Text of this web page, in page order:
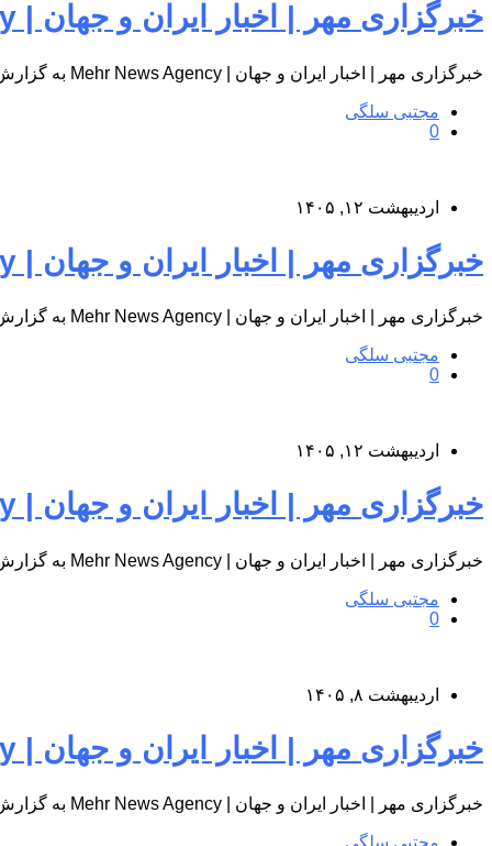
خبرگزاری مهر | اخبار ایران و جهان | Mehr News Agency
خبرگزاری مهر | اخبار ایران و جهان | Mehr News Agency به گزارش پایگاه اطلاع‌رسانی درمانگاه شبانه‌روزی کوثر پردیس، به…
مجتبی سلگی
0
اردیبهشت ۱۲, ۱۴۰۵
خبرگزاری مهر | اخبار ایران و جهان | Mehr News Agency
خبرگزاری مهر | اخبار ایران و جهان | Mehr News Agency به گزارش پایگاه اطلاع‌رسانی درمانگاه شبانه‌روزی کوثر پردیس، به…
مجتبی سلگی
0
اردیبهشت ۱۲, ۱۴۰۵
خبرگزاری مهر | اخبار ایران و جهان | Mehr News Agency
خبرگزاری مهر | اخبار ایران و جهان | Mehr News Agency به گزارش پایگاه اطلاع‌رسانی درمانگاه شبانه‌روزی کوثر پردیس، به…
مجتبی سلگی
0
اردیبهشت ۸, ۱۴۰۵
خبرگزاری مهر | اخبار ایران و جهان | Mehr News Agency
خبرگزاری مهر | اخبار ایران و جهان | Mehr News Agency به گزارش پایگاه اطلاع‌رسانی درمانگاه شبانه‌روزی کوثر پردیس، به…
مجتبی سلگی